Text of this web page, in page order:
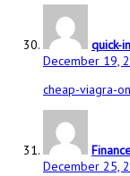
quick-
December 19,
cheap-viagra-
December 25,